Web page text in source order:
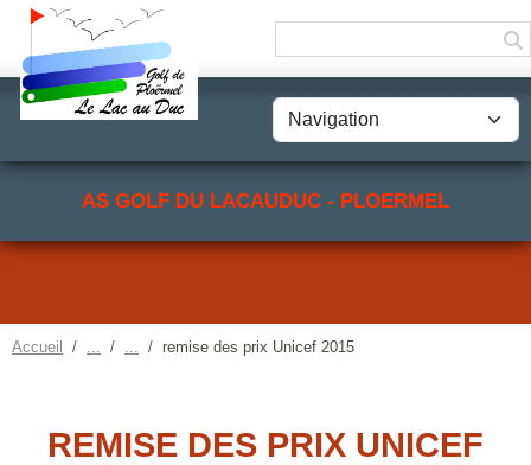
AS GOLF DU LACAUDUC - PLOERMEL
Accueil remise des prix Unicef 2015
REMISE DES PRIX UNICEF
Panneau de gestion des cookies